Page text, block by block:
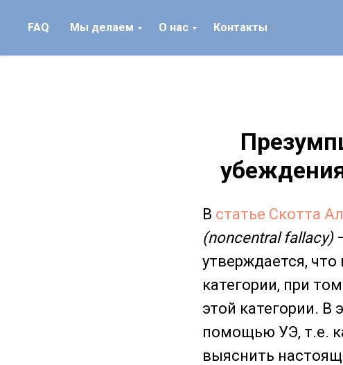
FAQ Мы делаем О нас Контакты
В статье Скотта
(noncentral fallacy)
утверждается,
категории, при
этой категории. В
помощью УЭ, т.е.
выяснить